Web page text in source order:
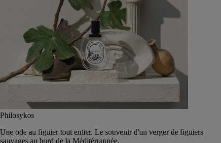
Philosykos
Une ode au figuier tout entier. Le souvenir d'un verger de figuiers
sauvages au bord de la Méditérrannée.